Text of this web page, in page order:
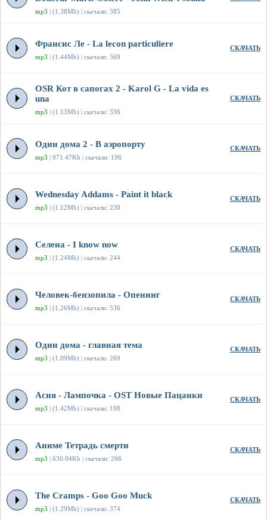
mp3 | (1.38Mb) | скачали: 385
Франсис Ле - La lecon particuliere
mp3 | (1.44Mb) | скачали: 569
СКАЧАТЬ
OSR Кот в сапогах 2 - Karol G - La vida es
una
mp3 | (1.13Mb) | скачали: 336
СКАЧАТЬ
Один дома 2 - В аэропорту
mp3 | 971.47Kb | скачали: 196
СКАЧАТЬ
Wednesday Addams - Paint it black
mp3 | (1.12Mb) | скачали: 230
СКАЧАТЬ
Селена - I know now
mp3 | (1.24Mb) | скачали: 244
СКАЧАТЬ
Человек-бензопила - Опенинг
mp3 | (1.26Mb) | скачали: 536
СКАЧАТЬ
Один дома - главная тема
mp3 | (1.09Mb) | скачали: 269
СКАЧАТЬ
Асия - Лампочка - OST Новые Пацанки
mp3 | (1.42Mb) | скачали: 198
СКАЧАТЬ
Аниме Тетрадь смерти
mp3 | 630.04Kb | скачали: 266
СКАЧАТЬ
The Cramps - Goo Goo Muck
mp3 | (1.29Mb) | скачали: 374
СКАЧАТЬ